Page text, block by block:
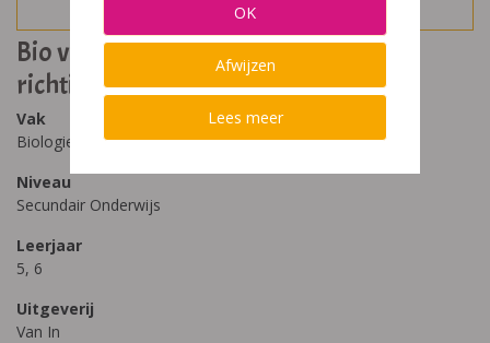
Bio voor jou 5/6 wetenschappelijke
richtingen
Vak
Biologie
Niveau
Secundair Onderwijs
Leerjaar
5, 6
Uitgeverij
Van In
OK
Afwijzen
Lees meer